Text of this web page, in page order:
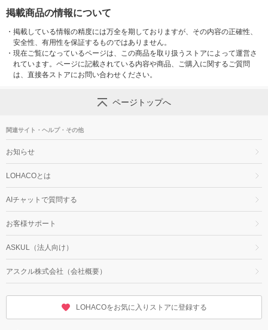
掲載商品の情報について
・ 掲載している情報の精度には万全を期しておりますが、その内容の正確性、
安全性、有用性を保証するものではありません。
・ 現在ご覧になっているページは、この商品を取り扱うストアによって運営さ
れています。ページに記載されている内容や商品、ご購入に関するご質問
は、直接各ストアにお問い合わせください。
ページトップへ
関連サイト・ヘルプ・その他
お知らせ
LOHACOとは
AIチャットで質問する
お客様サポート
ASKUL（法人向け）
アスクル株式会社（会社概要）
LOHACOをお気に入りストアに登録する